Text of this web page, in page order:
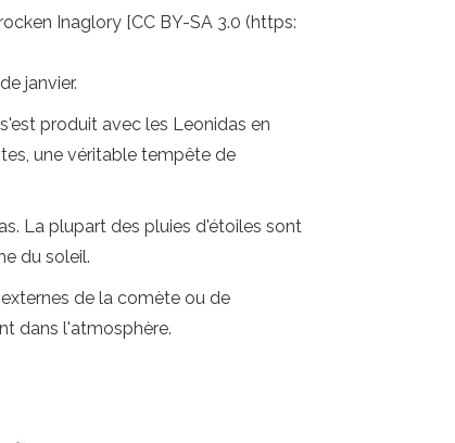
Inaglory [CC BY-SA 3.0 (https:
janvier.
produit avec les Leonidas en
une véritable tempête de
La plupart des pluies d'étoiles sont
du soleil.
de la comète ou de
dans l'atmosphère.